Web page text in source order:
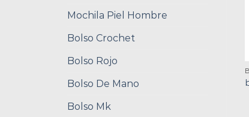
Mochila Piel Hombre
Bolso Crochet
Bolso Rojo
Bolso De Mano
Bolso Mk